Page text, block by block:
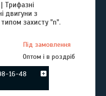
Трифазні
двигуни з
захисту "n".
Під замовлення
Оптом і в роздріб
16-48